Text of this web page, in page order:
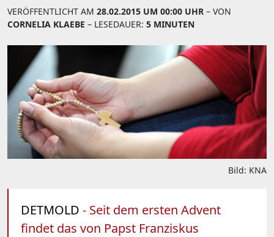
VERÖFFENTLICHT AM 28.02.2015 UM 00:00 UHR – VON
CORNELIA KLAEBE – LESEDAUER: 5 MINUTEN
Bild: KNA
DETMOLD - Seit dem ersten Advent
findet das von Papst Franziskus